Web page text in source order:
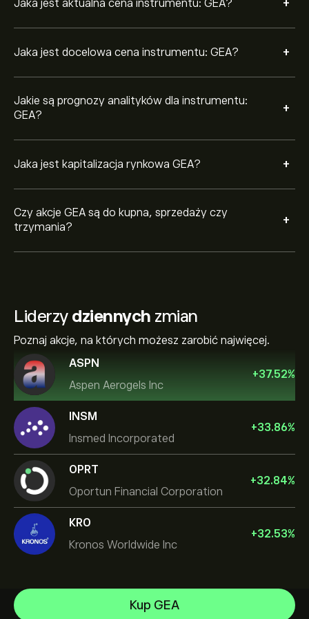
Jaka jest aktualna cena instrumentu: GEA? +
Jaka jest docelowa cena instrumentu: GEA? +
Jakie są prognozy analityków dla instrumentu:
GEA?
+
Jaka jest kapitalizacja rynkowa GEA? +
Czy akcje GEA są do kupna, sprzedaży czy
trzymania?
+
Liderzy dziennych zmian
Poznaj akcje, na których możesz zarobić najwięcej.
ASPN
Aspen Aerogels Inc
+37.52%
INSM
Insmed Incorporated
+33.86%
OPRT
Oportun Financial Corporation
+32.84%
KRO
Kronos Worldwide Inc
+32.53%
Kup GEA
NVIDIA Corporation